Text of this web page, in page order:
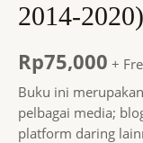
2014-2020)
Rp75,000 +
Buku ini
pelbagai media;
platform daring